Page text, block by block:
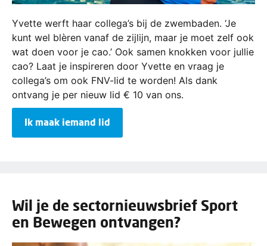
Yvette werft haar collega’s bij de zwembaden. ‘Je
kunt wel blèren vanaf de zijlijn, maar je moet zelf ook
wat doen voor je cao.’ Ook samen knokken voor jullie
cao? Laat je inspireren door Yvette en vraag je
collega’s om ook FNV-lid te worden! Als dank
ontvang je per nieuw lid € 10 van ons.
Ik maak iemand lid
Wil je de sectornieuwsbrief Sport
en Bewegen ontvangen?